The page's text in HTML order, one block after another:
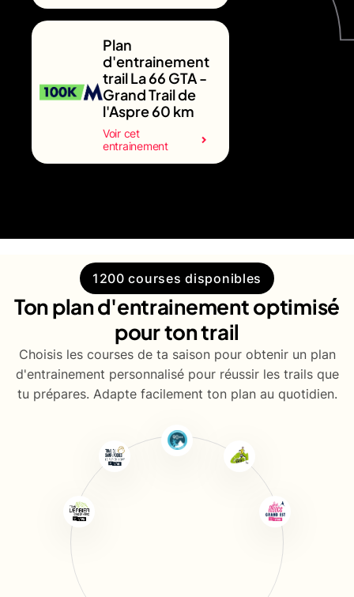
Plan
d'entrainement
trail La 66 GTA -
Grand Trail de
l'Aspre 60 km
Voir cet
entrainement
1200 courses disponibles
Ton plan d'entrainement optimisé
pour ton trail
Choisis les courses de ta saison pour obtenir un plan
d'entrainement personnalisé pour réussir les trails que
tu prépares. Adapte facilement ton plan au quotidien.